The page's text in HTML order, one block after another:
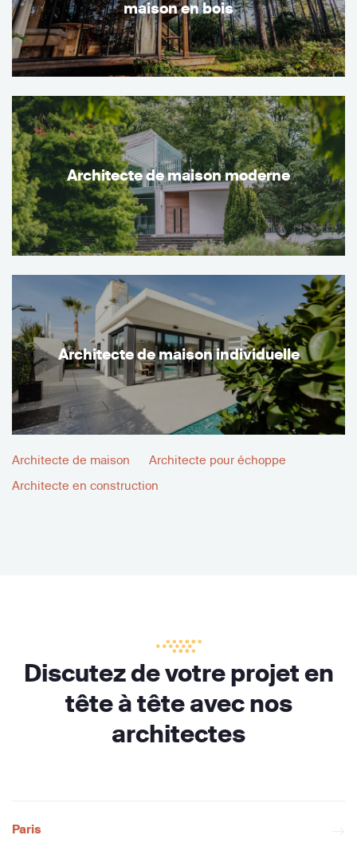
maison en bois
Architecte de maison moderne
Architecte de maison individuelle
Architecte de maison
Architecte pour échoppe
Architecte en construction
Discutez de votre projet en
tête à tête avec nos
architectes
Paris